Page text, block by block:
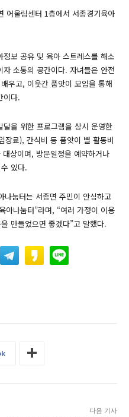
어울림센터 1층에서 서종경기육아
보 공유 및 육아 스트레스를 해소
소통의 공간이다. 자녀들은 안전
우고, 이웃간 품앗이 모임을 통해
이다.
을 위한 프로그램을 상시 운영한
장료), 간식비 등 품앗이 별 활동비
상이며, 방문일정을 예약하거나
있다.
나눔터는 서종면 주민이 안심하고
아나눔터”라며, “여러 가정이 이용
만들었으면 좋겠다”고 말했다.
다음 기사